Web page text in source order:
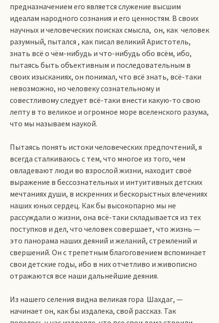
предназначением его является служение высшим
идеалам народного сознания и его ценностям. В своих
научных и человеческих поисках смысла, он, как человек
разумный, пытался , как писал великий Аристотель,
знать всё о чём-нибудь и что-нибудь обо всём, ибо,
пытаясь быть объективным и последовательным в
своих изысканиях, он понимал, что всё знать, всё-таки
невозможно, но человеку сознательному и
совестливому следует всё-таки внести какую-то свою
лепту в то великое и огромное море вселенского разума,
что мы называем наукой.
Пытаясь понять истоки человеческих предпочтений, я
всегда сталкиваюсь с тем, что многое из того, чем
овладевают люди во взрослой жизни, находит своё
выражение в бессознательных и интуитивных детских
мечтаниях души, в искренних и бескорыстных влечениях
наших юных сердец. Как бы высокопарно мы не
рассуждали о жизни, она всё-таки складывается из тех
поступков и дел, что человек совершает, что жизнь —
это панорама наших деяний и желаний, стремлений и
свершений. Он с трепетным благоговением вспоминает
свои детские годы, ибо в них отчетливо и живописно
отражаются все наши дальнейшие деяния.
Из нашего селения видна великая гора Шахдаг, —
начинает он, как бы издалека, свой рассказ. Так